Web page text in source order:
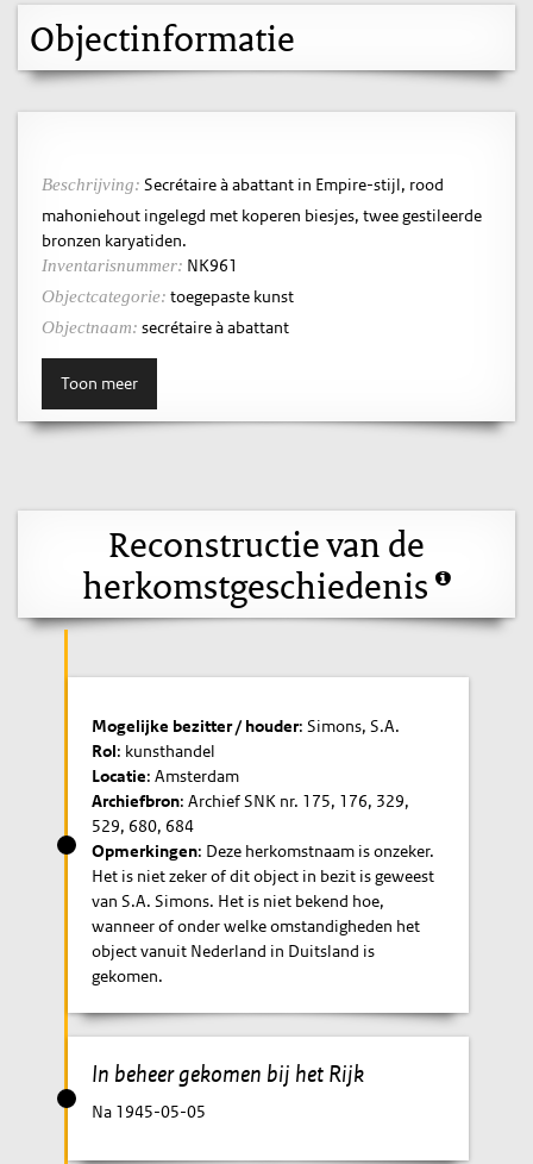
Objectinformatie
Beschrijving: Secrétaire à abattant in Empire-stijl, rood
mahoniehout ingelegd met koperen biesjes, twee gestileerde
bronzen karyatiden.
Inventarisnummer: NK961
Objectcategorie: toegepaste kunst
Objectnaam: secrétaire à abattant
Toon meer
Reconstructie van de
herkomstgeschiedenis
Mogelijke bezitter / houder: Simons, S.A.
Rol: kunsthandel
Locatie: Amsterdam
Archiefbron: Archief SNK nr. 175, 176, 329,
529, 680, 684
Opmerkingen: Deze herkomstnaam is onzeker.
Het is niet zeker of dit object in bezit is geweest
van S.A. Simons. Het is niet bekend hoe,
wanneer of onder welke omstandigheden het
object vanuit Nederland in Duitsland is
gekomen.
In beheer gekomen bij het Rijk
Na 1945-05-05